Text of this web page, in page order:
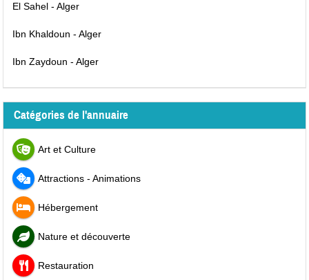
El Sahel - Alger
Ibn Khaldoun - Alger
Ibn Zaydoun - Alger
Catégories de l'annuaire
Art et Culture
Attractions - Animations
Hébergement
Nature et découverte
Restauration